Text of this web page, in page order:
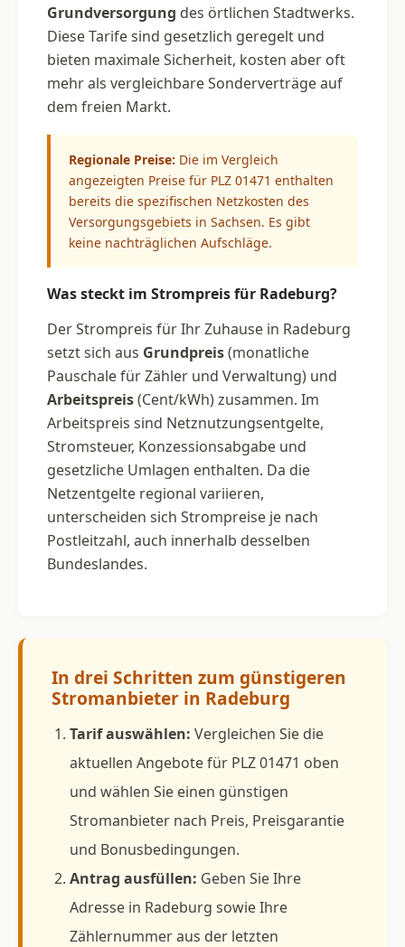
Grundversorgung des örtlichen Stadtwerks.
Diese Tarife sind gesetzlich geregelt und
bieten maximale Sicherheit, kosten aber oft
mehr als vergleichbare Sonderverträge auf
dem freien Markt.
Regionale Preise: Die im Vergleich
angezeigten Preise für PLZ 01471 enthalten
bereits die spezifischen Netzkosten des
Versorgungsgebiets in Sachsen. Es gibt
keine nachträglichen Aufschläge.
Was steckt im Strompreis für Radeburg?
Der Strompreis für Ihr Zuhause in Radeburg
setzt sich aus Grundpreis(monatliche
Pauschale für Zähler und Verwaltung) und
Arbeitspreis(Cent/kWh) zusammen. Im
Arbeitspreis sind Netznutzungsentgelte,
Stromsteuer, Konzessionsabgabe und
gesetzliche Umlagen enthalten. Da die
Netzentgelte regional variieren,
unterscheiden sich Strompreise je nach
Postleitzahl, auch innerhalb desselben
Bundeslandes.
In drei Schritten zum günstigeren
Stromanbieter in Radeburg
Tarif auswählen: Vergleichen Sie die
aktuellen Angebote für PLZ 01471 oben
und wählen Sie einen günstigen
Stromanbieter nach Preis, Preisgarantie
und Bonusbedingungen.
Antrag ausfüllen: Geben Sie Ihre
Adresse in Radeburg sowie Ihre
Zählernummer aus der letzten